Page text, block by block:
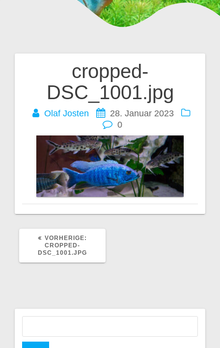
cropped-
DSC_1001.jpg
Olaf Josten
28. Januar 2023
0
Beitragsnavigation
VORHERIGE:
CROPPED-
DSC_1001.JPG